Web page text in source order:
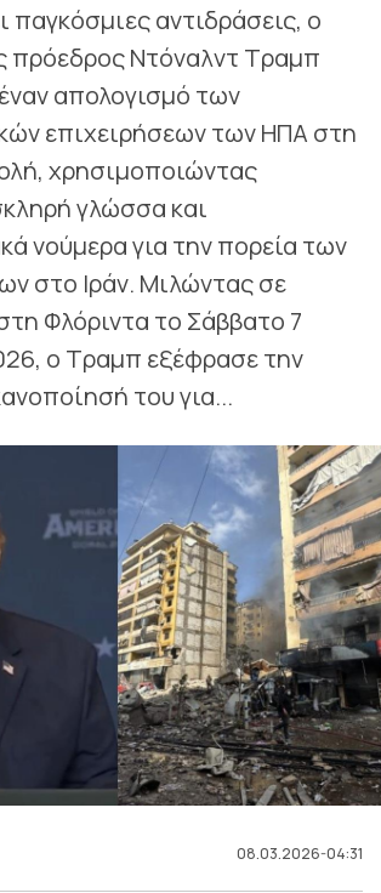
παγκόσμιες αντιδράσεις, ο
πρόεδρος Ντόναλντ Τραμπ
απολογισμό των
επιχειρήσεων των ΗΠΑ στη
χρησιμοποιώντας
γλώσσα και
νούμερα για την πορεία των
στο Ιράν. Μιλώντας σε
Φλόριντα το Σάββατο 7
ο Τραμπ εξέφρασε την
του για...
08.03.2026-04:31